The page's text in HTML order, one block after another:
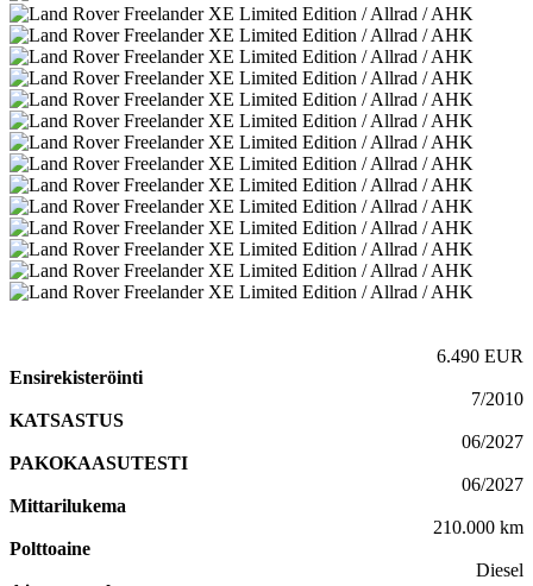
6.490 EUR
Ensirekisteröinti
7/2010
KATSASTUS
06/2027
PAKOKAASUTESTI
06/2027
Mittarilukema
210.000 km
Polttoaine
Diesel